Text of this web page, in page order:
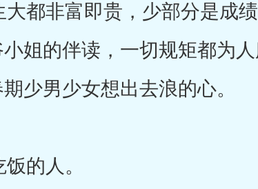
都非富即贵，少部分是成
姐的伴读，一切规矩都为
少男少女想出去浪的心。
的人。